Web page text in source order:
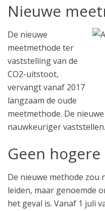
Nieuwe
De nieuwe
meetmethode ter
vaststelling van de
CO2-uitstoot,
vervangt vanaf 2017
langzaam de oude
meetmethode. De
nauwkeuriger vaststellen.
Geen
De nieuwe methode zou
leiden, maar genoemde
het geval is. Vanaf 1 juli